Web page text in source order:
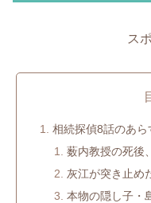
ス
相続探偵8話のあ
薮内教授の死後
灰江が突き止め
本物の隠し子・